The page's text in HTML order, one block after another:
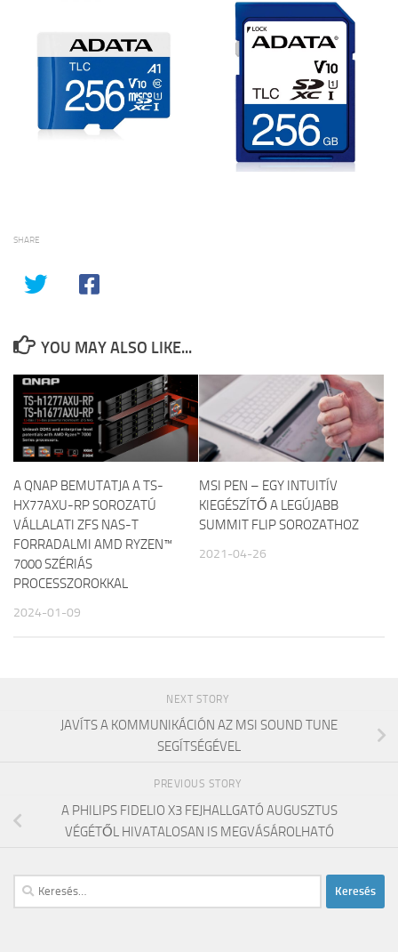
SHARE
YOU MAY ALSO LIKE...
A QNAP BEMUTATJA A TS-
HX77AXU-RP SOROZATÚ
VÁLLALATI ZFS NAS-T
FORRADALMI AMD RYZEN™
7000 SZÉRIÁS
PROCESSZOROKKAL
2024-01-09
MSI PEN – EGY INTUITÍV
KIEGÉSZÍTŐ A LEGÚJABB
SUMMIT FLIP SOROZATHOZ
2021-04-26
NEXT STORY
JAVÍTS A KOMMUNIKÁCIÓN AZ MSI SOUND TUNE
SEGÍTSÉGÉVEL
PREVIOUS STORY
A PHILIPS FIDELIO X3 FEJHALLGATÓ AUGUSZTUS
VÉGÉTŐL HIVATALOSAN IS MEGVÁSÁROLHATÓ
Keresés: